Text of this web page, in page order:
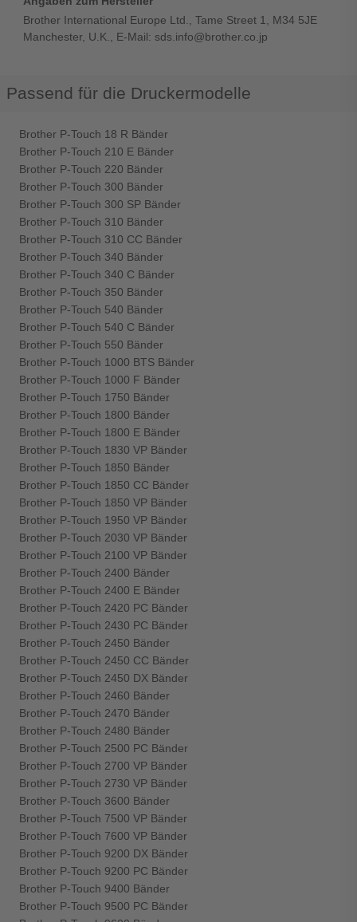
Brother International Europe Ltd., Tame Street 1, M34 5JE
Manchester, U.K., E-Mail: sds.info@brother.co.jp
Passend für die Druckermodelle
Brother P-Touch 18 R Bänder
Brother P-Touch 210 E Bänder
Brother P-Touch 220 Bänder
Brother P-Touch 300 Bänder
Brother P-Touch 300 SP Bänder
Brother P-Touch 310 Bänder
Brother P-Touch 310 CC Bänder
Brother P-Touch 340 Bänder
Brother P-Touch 340 C Bänder
Brother P-Touch 350 Bänder
Brother P-Touch 540 Bänder
Brother P-Touch 540 C Bänder
Brother P-Touch 550 Bänder
Brother P-Touch 1000 BTS Bänder
Brother P-Touch 1000 F Bänder
Brother P-Touch 1750 Bänder
Brother P-Touch 1800 Bänder
Brother P-Touch 1800 E Bänder
Brother P-Touch 1830 VP Bänder
Brother P-Touch 1850 Bänder
Brother P-Touch 1850 CC Bänder
Brother P-Touch 1850 VP Bänder
Brother P-Touch 1950 VP Bänder
Brother P-Touch 2030 VP Bänder
Brother P-Touch 2100 VP Bänder
Brother P-Touch 2400 Bänder
Brother P-Touch 2400 E Bänder
Brother P-Touch 2420 PC Bänder
Brother P-Touch 2430 PC Bänder
Brother P-Touch 2450 Bänder
Brother P-Touch 2450 CC Bänder
Brother P-Touch 2450 DX Bänder
Brother P-Touch 2460 Bänder
Brother P-Touch 2470 Bänder
Brother P-Touch 2480 Bänder
Brother P-Touch 2500 PC Bänder
Brother P-Touch 2700 VP Bänder
Brother P-Touch 2730 VP Bänder
Brother P-Touch 3600 Bänder
Brother P-Touch 7500 VP Bänder
Brother P-Touch 7600 VP Bänder
Brother P-Touch 9200 DX Bänder
Brother P-Touch 9200 PC Bänder
Brother P-Touch 9400 Bänder
Brother P-Touch 9500 PC Bänder